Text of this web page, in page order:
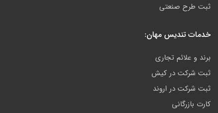
ثبت طرح صنعتی
خدمات تندیس مهان:
برند و علائم تجاری
ثبت شرکت در کیش
ثبت شرکت در اروند
کارت بازرگانی